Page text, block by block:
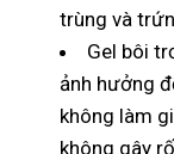
trùng và
Gel bôi
ảnh hưởng
không làm
không gây